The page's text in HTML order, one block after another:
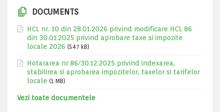
DOCUMENTS
HCL nr. 10 din 28.01.2026 privind modificare HCL 86
din 30.01.2025 privind aprobare taxe si impozite
locale 2026 (547 kB)
Hotararea nr 86/30.12.2025 privind indexarea,
stabilirea si aprobarea impozitelor, taxelor si tarifelor
locale (1 MB)
Vezi toate documentele